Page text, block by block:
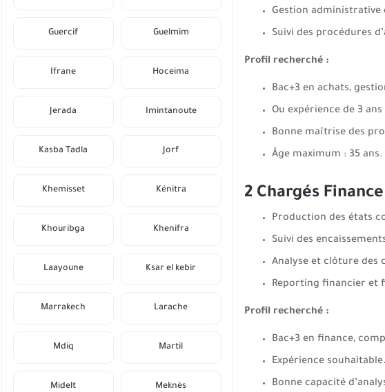
Gestion administrative
Suivi des procédures
Profil recherché :
Bac+3 en achats,
Ou expérience de 3
Bonne maîtrise des
Âge maximum : 35 ans.
2 Chargés Finance
Production des états
Suivi des
Analyse et clôture des
Reporting financier et
Profil recherché :
Bac+3 en finance,
Expérience souhaitable.
Bonne capacité
Guelmim
Guercif
Hoceima
Ifrane
Imintanoute
Jerada
Jorf
Kasba Tadla
Kénitra
Khemisset
Khenifra
Khouribga
Ksar el kebir
Laayoune
Larache
Marrakech
Martil
Mdiq
Meknès
Midelt